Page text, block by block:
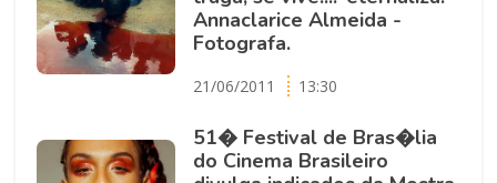
Annaclarice Almeida -
Fotografa.
21/06/2011 13:30
51� Festival de Bras�lia
do Cinema Brasileiro